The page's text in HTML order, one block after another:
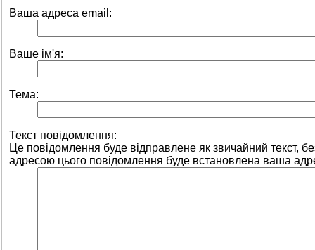
Ваша адреса email:
Ваше ім'я:
Тема:
Текст повідомлення:
Це повідомлення буде відправлене як звичайний текст,
адресою цього повідомлення буде встановлена ваша